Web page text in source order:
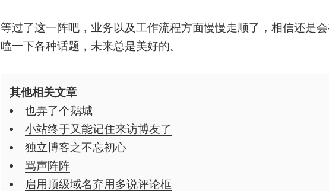
等过了这一阵吧，业务以及工作流程方面慢慢走顺了，相信还是
嗑一下各种话题，未来总是美好的。
其他相关文章
也弄了个鹅城
小站终于又能记住来访博友了
独立博客之不忘初心
骂声阵阵
启用顶级域名弃用多说评论框